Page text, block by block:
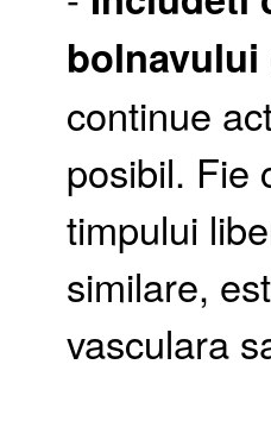
continue
posibil. Fie
timpului
similare,
vasculara